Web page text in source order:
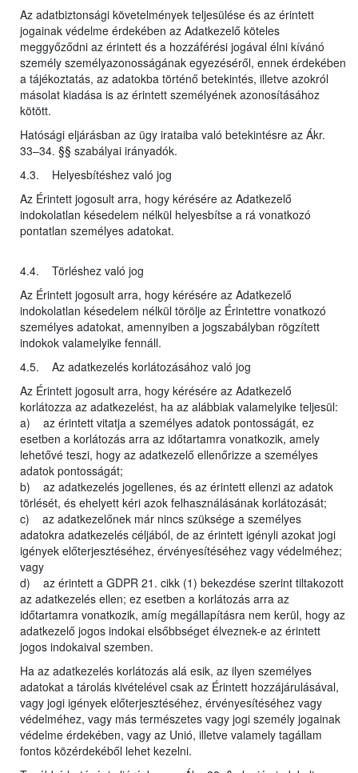
Az adatbiztonsági követelmények teljesülése és az érintett
jogainak védelme érdekében az Adatkezelő köteles
meggyőződni az érintett és a hozzáférési jogával élni kívánó
személy személyazonosságának egyezéséről, ennek érdekében
a tájékoztatás, az adatokba történő betekintés, illetve azokról
másolat kiadása is az érintett személyének azonosításához
kötött.
Hatósági eljárásban az ügy irataiba való betekintésre az Ákr.
33–34. §§ szabályai irányadók.
4.3. Helyesbítéshez való jog
Az Érintett jogosult arra, hogy kérésére az Adatkezelő
indokolatlan késedelem nélkül helyesbítse a rá vonatkozó
pontatlan személyes adatokat.
4.4. Törléshez való jog
Az Érintett jogosult arra, hogy kérésére az Adatkezelő
indokolatlan késedelem nélkül törölje az Érintettre vonatkozó
személyes adatokat, amennyiben a jogszabályban rögzített
indokok valamelyike fennáll.
4.5. Az adatkezelés korlátozásához való jog
Az Érintett jogosult arra, hogy kérésére az Adatkezelő
korlátozza az adatkezelést, ha az alábbiak valamelyike teljesül:
a) az érintett vitatja a személyes adatok pontosságát, ez
esetben a korlátozás arra az időtartamra vonatkozik, amely
lehetővé teszi, hogy az adatkezelő ellenőrizze a személyes
adatok pontosságát;
b) az adatkezelés jogellenes, és az érintett ellenzi az adatok
törlését, és ehelyett kéri azok felhasználásának korlátozását;
c) az adatkezelőnek már nincs szüksége a személyes
adatokra adatkezelés céljából, de az érintett igényli azokat jogi
igények előterjesztéséhez, érvényesítéséhez vagy védelméhez;
vagy
d) az érintett a GDPR 21. cikk (1) bekezdése szerint tiltakozott
az adatkezelés ellen; ez esetben a korlátozás arra az
időtartamra vonatkozik, amíg megállapításra nem kerül, hogy az
adatkezelő jogos indokai elsőbbséget élveznek-e az érintett
jogos indokaival szemben.
Ha az adatkezelés korlátozás alá esik, az ilyen személyes
adatokat a tárolás kivételével csak az Érintett hozzájárulásával,
vagy jogi igények előterjesztéséhez, érvényesítéséhez vagy
védelméhez, vagy más természetes vagy jogi személy jogainak
védelme érdekében, vagy az Unió, illetve valamely tagállam
fontos közérdekéből lehet kezelni.